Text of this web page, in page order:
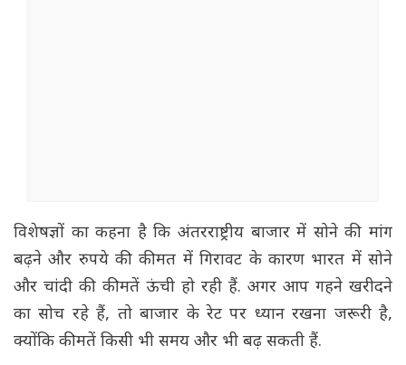
विशेषज्ञों का कहना है कि अंतरराष्ट्रीय बाजार में सोने की मांग
बढ़ने और रुपये की कीमत में गिरावट के कारण भारत में सोने
और चांदी की कीमतें ऊंची हो रही हैं. अगर आप गहने खरीदने
का सोच रहे हैं, तो बाजार के रेट पर ध्यान रखना जरूरी है,
क्योंकि कीमतें किसी भी समय और भी बढ़ सकती हैं.